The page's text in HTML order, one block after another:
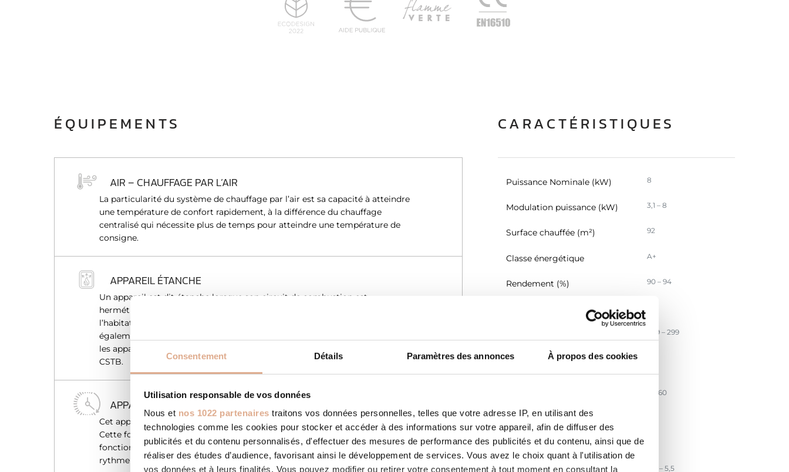
Consentement Détails Paramètres des annonces À propos des cookies
Utilisation responsable de vos données
Nous et nos 1022 partenaires traitons vos données personnelles, telles que votre adresse IP, en utilisant des
technologies comme les cookies pour stocker et accéder à des informations sur votre appareil, afin de diffuser des
publicités et du contenu personnalisés, d'effectuer des mesures de performance des publicités et du contenu, ainsi que de
réaliser des études d’audience, favorisant ainsi le développement de services. Vous avez le choix quant à l'utilisation de
vos données et à leurs finalités. Vous pouvez modifier ou retirer votre consentement à tout moment en consultant la
ÉQUIPEMENTS
AIR – CHAUFFAGE PAR L’AIR
La particularité du système de chauffage par l’air est sa capacité à atteindre
une température de confort rapidement, à la différence du chauffage
centralisé qui nécessite plus de temps pour atteindre une température de
consigne.
APPAREIL ÉTANCHE
Un appareil est dit étanche lorsque son circuit de combustion est
hermétique et que l’air nécessaire pour la combustion n’est pas prélevé dans
l’habitation. Gage de sécurité supplémentaire, cette caractéristique permet
également d’offrir une solution à toutes les configurations d’installation. Tous
les appareils étanches sont couverts par Avis Technique (DTA) délivré par le
CSTB.
APPAREIL PROGRAMMABLE
Cet appareil intègre une programmation des horaires de fonctionnement.
Cette fonction vous permet de choisir votre température de confort en
fonction de votre présence. L’appareil s’adapte par conséquent à votre
rythme de vie et optimise la consommation de combustible.
CARACTÉRISTIQUES
Puissance Nominale (kW) 8
Modulation puissance (kW) 3,1 – 8
Surface chauffée (m²) 92
Classe énergétique A+
Rendement (%) 90 – 94
Rendement saisonnier (%)
249 – 299
Emission particules PM
5 – 60
Emission NOx (mg/Nm3)
Efficacité énergétique IEE
3,0 – 5,5